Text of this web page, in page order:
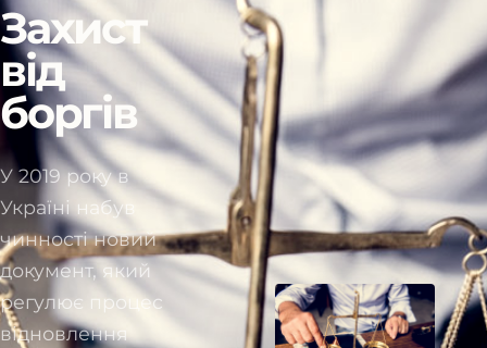
Захист
від
боргів
У 2019 року в
Україні набув
чинності новий
документ, який
регулює процес
відновлення